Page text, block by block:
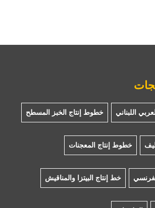
اللبناني خطوط إنتاج الخبز المسطح
خطوط إنتاج المعجنات
خط إنتاج البيتزا والمناقيش